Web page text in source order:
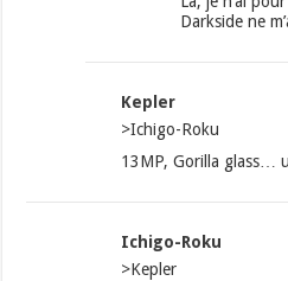
Darkside ne
Kepler
>Ichigo-Roku
13MP, Gorilla glass…
Ichigo-Roku
>Kepler